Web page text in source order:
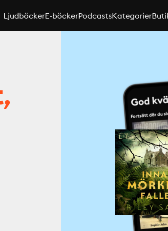
LjudböckerE-böckerPodcastsKategorier